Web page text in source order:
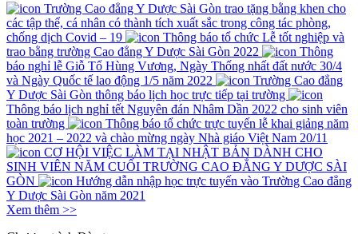
Trường Cao đẳng Y Dược Sài Gòn trao tặng bằng khen cho
các tập thể, cá nhân có thành tích xuất sắc trong công tác phòng,
chống dịch Covid – 19
Thông báo tổ chức Lễ tốt nghiệp và
trao bằng trường Cao đẳng Y Dược Sài Gòn 2022
Thông
báo nghỉ lễ Giỗ Tổ Hùng Vương, Ngày Thống nhất đất nước 30/4
và Ngày Quốc tế lao động 1/5 năm 2022
Trường Cao đẳng
Y Dược Sài Gòn thông báo lịch học trực tiếp tại trường
Thông báo lịch nghỉ tết Nguyên đán Nhâm Dần 2022 cho sinh viên
toàn trường
Thông báo tổ chức trực tuyến lễ khai giảng năm
học 2021 – 2022 và chào mừng ngày Nhà giáo Việt Nam 20/11
CƠ HỘI VIỆC LÀM TẠI NHẬT BẢN DÀNH CHO
SINH VIÊN NĂM CUỐI TRƯỜNG CAO ĐẲNG Y DƯỢC SÀI
GÒN
Hướng dẫn nhập học trực tuyến vào Trường Cao đẳng
Y Dược Sài Gòn năm 2021
Xem thêm >>